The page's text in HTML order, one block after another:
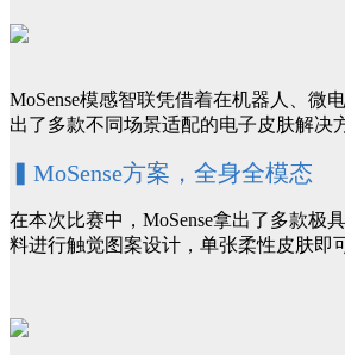
MoSense模感智联凭借着在机器人、
出了多款不同场景适配的电子皮肤解决
▍MoSense方案，全身全模态
在本次比赛中，MoSense拿出了多款
料进行触觉图案设计，单张柔性皮肤即